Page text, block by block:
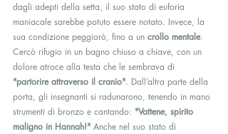
dagli adepti della setta, il suo stato di euforia
maniacale sarebbe potuto essere notato. Invece, la
sua condizione peggiorò, fino a un crollo mentale.
Cercò rifugio in un bagno chiuso a chiave, con un
dolore atroce alla testa che le sembrava di
"partorire attraverso il cranio". Dall’altra parte della
porta, gli insegnanti si radunarono, tenendo in mano
strumenti di bronzo e cantando: "Vattene, spirito
maligno in Hannah!" Anche nel suo stato di